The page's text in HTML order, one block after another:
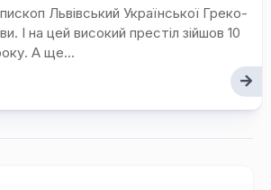
Львівський Української Греко-
І на цей високий престіл зійшов 10
А ще...